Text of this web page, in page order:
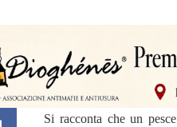
Si racconta che un